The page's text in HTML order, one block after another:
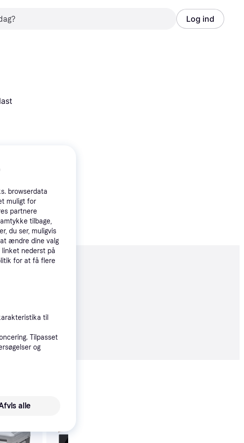
Log ind
1.188 kr.
browserdata
muligt for
partnere
tilbage,
du ser, muligvis
ændre dine valg
nederst på
for at få flere
til
Tilpasset
og
alle